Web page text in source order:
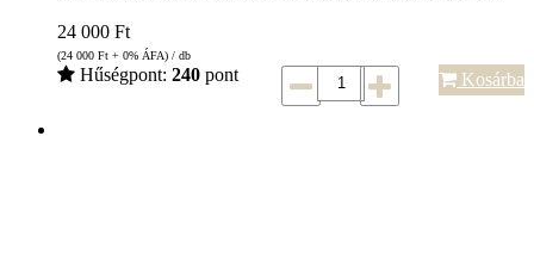
24 000 Ft
(24 000 Ft + 0% ÁFA) / db
Hűségpont: 240 pont Kosárba